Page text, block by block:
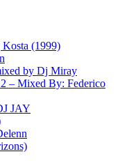
(1999)
by Dj Miray
– Mixed By: Federico
JAY